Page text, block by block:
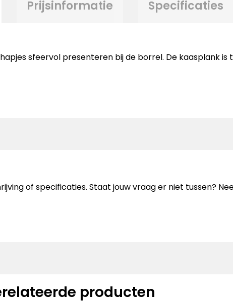
Prijsinformatie Specificaties
sfeervol presenteren bij de borrel. De kaasplank is
of specificaties. Staat jouw vraag er niet tussen?
producten